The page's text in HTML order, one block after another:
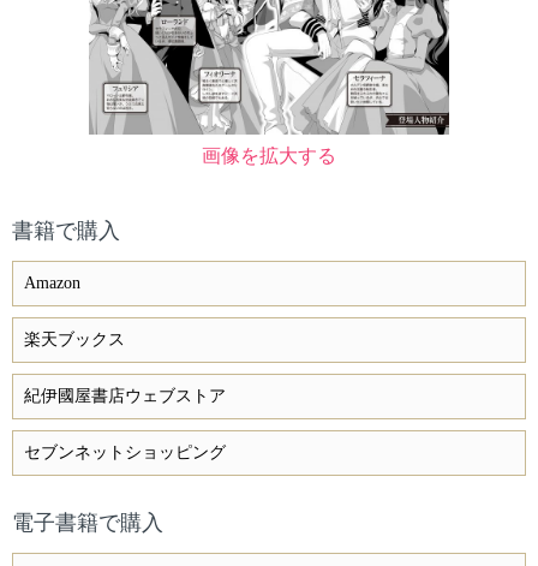
画像を拡大する
書籍で購入
Amazon
楽天ブックス
紀伊國屋書店ウェブストア
セブンネットショッピング
電子書籍で購入